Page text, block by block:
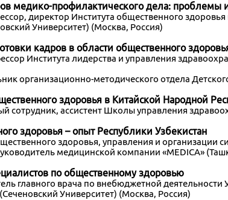
медико-профилактического дела: проблемы
директор Института общественного
Университет) (Москва, Россия)
кадров в области общественного
Института лидерства и управления
организационно-методического отдела
здоровья в Китайской Народной
сотрудник, ассистент Школы управления
здоровья – опыт Республики Узбекистан
здоровья, управления и
медицинской компании «MEDICA»
по общественному здоровью
главного врача по внебюджетной
Университет) (Москва, Россия)